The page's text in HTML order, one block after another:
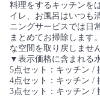
料理をするキッチンを
イレ、お風呂はいつも
ニングサービスでは日
まとめてお掃除します
な空間を取り戻しませ
▼表示価格に含まれる
5点セット：キッチン /
4点セット：キッチン /
3点セット：キッチン /